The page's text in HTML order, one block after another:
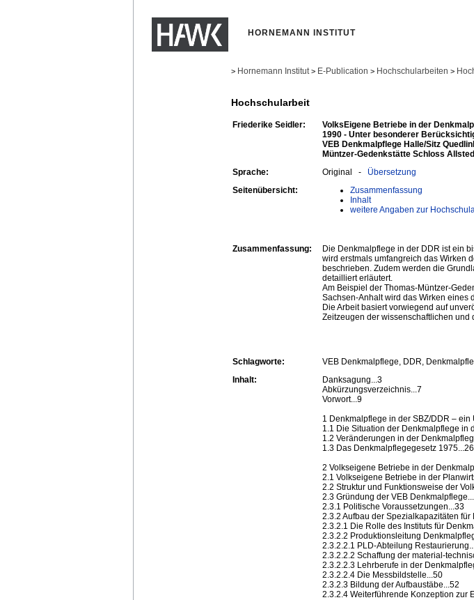
HORNEMANN INSTITUT
> Hornemann Institut > E-Publication > Hochschularbeiten >
Hochschularbeit
Friederike Seidler:
VolksEigene Betriebe in der
1990 - Unter besonderer
VEB Denkmalpflege Halle/Sitz
Müntzer-Gedenkstätte Schloss
Sprache: Original - Übersetzung
Seitenübersicht:
Zusammenfassung
Inhalt
weitere Angaben zur
Zusammenfassung:
Die Denkmalpflege in der DDR ist ein
wird erstmals umfangreich das Wirken
beschrieben. Zudem werden die
detailliert erläutert.
Am Beispiel der Thomas-Müntzer-
Sachsen-Anhalt wird das Wirken eines
Die Arbeit basiert vorwiegend auf
Zeitzeugen der wissenschaftlichen und
Schlagworte:
VEB Denkmalpflege, DDR,
Inhalt:
Danksagung...3
Abkürzungsverzeichnis...7
Vorwort...9
1 Denkmalpflege in der SBZ/DDR – ein
1.1 Die Situation der Denkmalpflege in
1.2 Veränderungen in der
1.3 Das Denkmalpflegegesetz 1975...26
2 Volkseigene Betriebe in der
2.1 Volkseigene Betriebe in der
2.2 Struktur und Funktionsweise der
2.3 Gründung der VEB
2.3.1 Politische Voraussetzungen...33
2.3.2 Aufbau der Spezialkapazitäten
2.3.2.1 Die Rolle des Instituts für
2.3.2.2 Produktionsleitung
2.3.2.2.1 PLD-Abteilung
2.3.2.2.2 Schaffung der material-
2.3.2.2.3 Lehrberufe in der
2.3.2.2.4 Die Messbildstelle...50
2.3.2.3 Bildung der Aufbaustäbe...52
2.3.2.4 Weiterführende Konzeption zur